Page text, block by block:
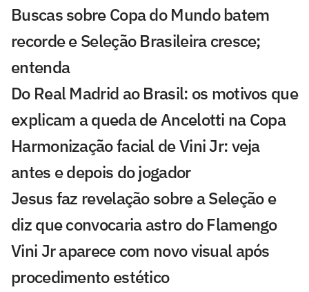
Buscas sobre Copa do Mundo batem
recorde e Seleção Brasileira cresce;
entenda
Do Real Madrid ao Brasil: os motivos que
explicam a queda de Ancelotti na Copa
Harmonização facial de Vini Jr: veja
antes e depois do jogador
Jesus faz revelação sobre a Seleção e
diz que convocaria astro do Flamengo
Vini Jr aparece com novo visual após
procedimento estético